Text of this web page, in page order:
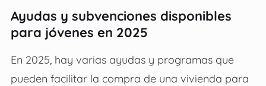
Ayudas y subvenciones disponibles
para jóvenes en 2025
En 2025, hay varias ayudas y programas que
pueden facilitar la compra de una vivienda para